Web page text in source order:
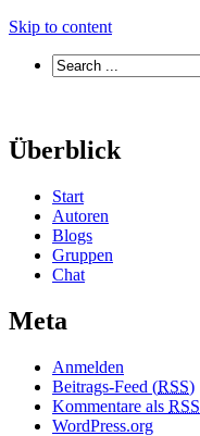
Skip to content
Überblick
Start
Autoren
Blogs
Gruppen
Chat
Meta
Anmelden
Beitrags-Feed (RSS)
Kommentare als RSS
WordPress.org